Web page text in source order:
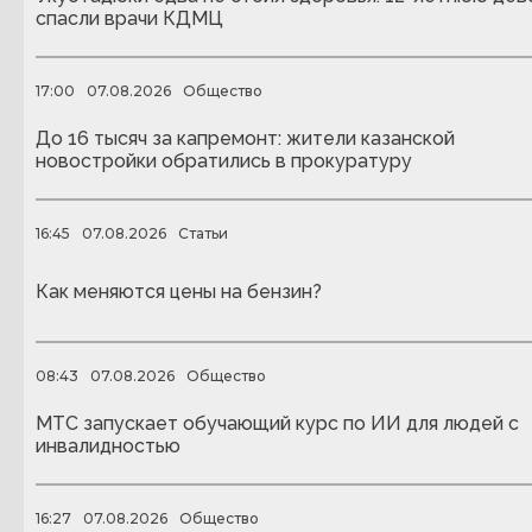
спасли врачи КДМЦ
17:00 07.08.2026 Общество
До 16 тысяч за капремонт: жители казанской
новостройки обратились в прокуратуру
16:45 07.08.2026 Статьи
Как меняются цены на бензин?
08:43 07.08.2026 Общество
МТС запускает обучающий курс по ИИ для людей с
инвалидностью
16:27 07.08.2026 Общество